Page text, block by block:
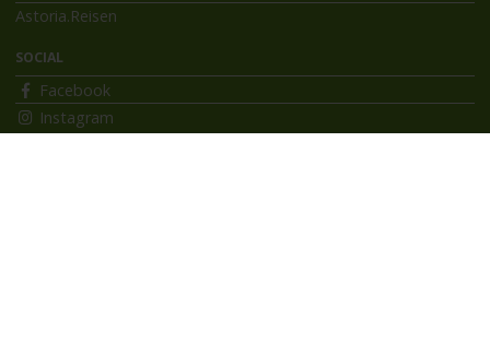
Astoria.Reisen
SOCIAL
Facebook
Instagram